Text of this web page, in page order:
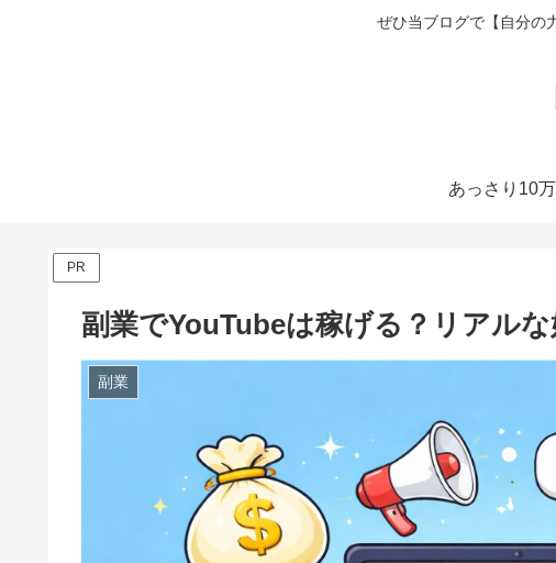
ぜひ当ブログで【自分の
PR
副業でYouTubeは稼げる？リアル
副業